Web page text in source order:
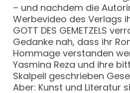
– und nachdem die
Werbevideo des Verlags
GOTT DES GEMETZELS
Gedanke nah, dass ihr
Hommage verstanden
Yasmina Reza und ihre
Skalpell geschrieben
Aber: Kunst und Literatur